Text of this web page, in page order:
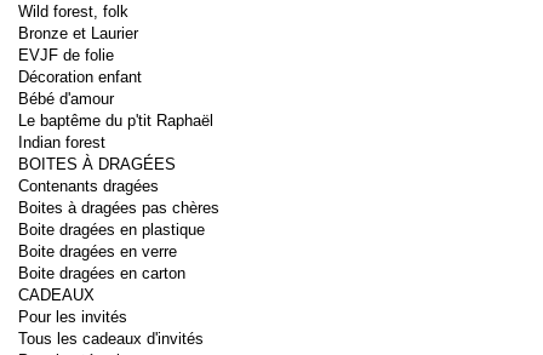
Wild forest, folk
Bronze et Laurier
EVJF de folie
Décoration enfant
Bébé d'amour
Le baptême du p'tit Raphaël
Indian forest
BOITES À DRAGÉES
Contenants dragées
Boites à dragées pas chères
Boite dragées en plastique
Boite dragées en verre
Boite dragées en carton
CADEAUX
Pour les invités
Tous les cadeaux d'invités